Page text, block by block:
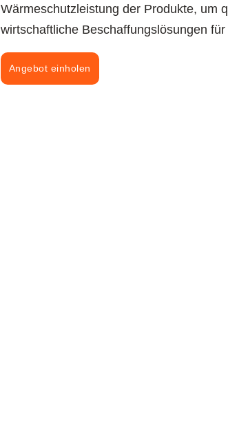
Wärmeschutzleistung der Produkte, um
wirtschaftliche Beschaffungslösungen
Angebot einholen